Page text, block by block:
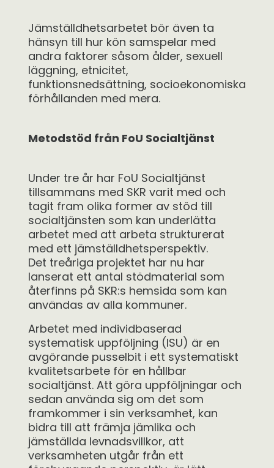
Jämställdhetsarbetet bör även ta
hänsyn till hur kön samspelar med
andra faktorer såsom ålder, sexuell
läggning, etnicitet,
funktionsnedsättning, socioekonomiska
förhållanden med mera.
Metodstöd från FoU Socialtjänst
Under tre år har FoU Socialtjänst
tillsammans med SKR varit med och
tagit fram olika former av stöd till
socialtjänsten som kan underlätta
arbetet med att arbeta strukturerat
med ett jämställdhetsperspektiv.
Det treåriga projektet har nu har
lanserat ett antal stödmaterial som
återfinns på SKR:s hemsida som kan
användas av alla kommuner.
Arbetet med individbaserad
systematisk uppföljning (ISU) är en
avgörande pusselbit i ett systematiskt
kvalitetsarbete för en hållbar
socialtjänst. Att göra uppföljningar och
sedan använda sig om det som
framkommer i sin verksamhet, kan
bidra till att främja jämlika och
jämställda levnadsvillkor, att
verksamheten utgår från ett